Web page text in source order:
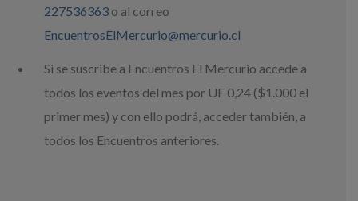
227536363 o al correo
EncuentrosElMercurio@mercurio.cl
Si se suscribe a Encuentros El Mercurio accede a
todos los eventos del mes por UF 0,24 ($1.000 el
primer mes) y con ello podrá, acceder también, a
todos los Encuentros anteriores.